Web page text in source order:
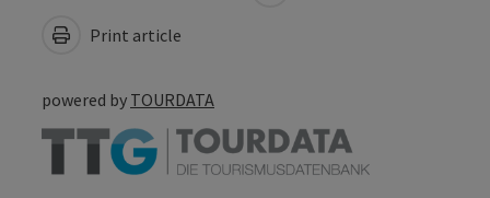
Print article
powered by TOURDATA